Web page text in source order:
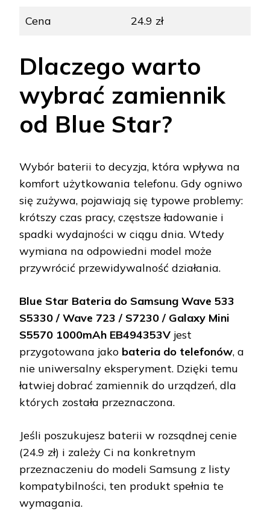
Cena 24.9 zł
Dlaczego warto
wybrać zamiennik
od Blue Star?
Wybór baterii to decyzja, która wpływa na
komfort użytkowania telefonu. Gdy ogniwo
się zużywa, pojawiają się typowe problemy:
krótszy czas pracy, częstsze ładowanie i
spadki wydajności w ciągu dnia. Wtedy
wymiana na odpowiedni model może
przywrócić przewidywalność działania.
Blue Star Bateria do Samsung Wave 533
S5330 / Wave 723 / S7230 / Galaxy Mini
S5570 1000mAh EB494353V jest
przygotowana jako bateria do telefonów, a
nie uniwersalny eksperyment. Dzięki temu
łatwiej dobrać zamiennik do urządzeń, dla
których została przeznaczona.
Jeśli poszukujesz baterii w rozsądnej cenie
(24.9 zł) i zależy Ci na konkretnym
przeznaczeniu do modeli Samsung z listy
kompatybilności, ten produkt spełnia te
wymagania.